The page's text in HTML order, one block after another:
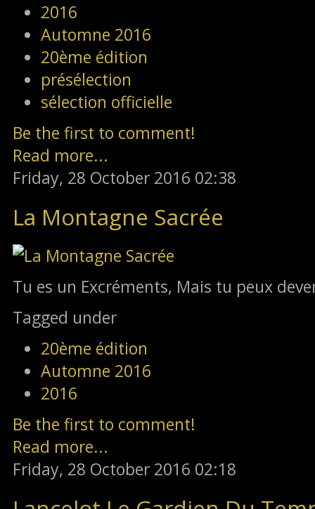
2016
Automne 2016
20ème édition
présélection
sélection officielle
Be the first to comment!
Read more...
Friday, 28 October 2016 02:38
La Montagne Sacrée
Tu es un Excréments, Mais tu peux
Tagged under
20ème édition
Automne 2016
2016
Be the first to comment!
Read more...
Friday, 28 October 2016 02:18